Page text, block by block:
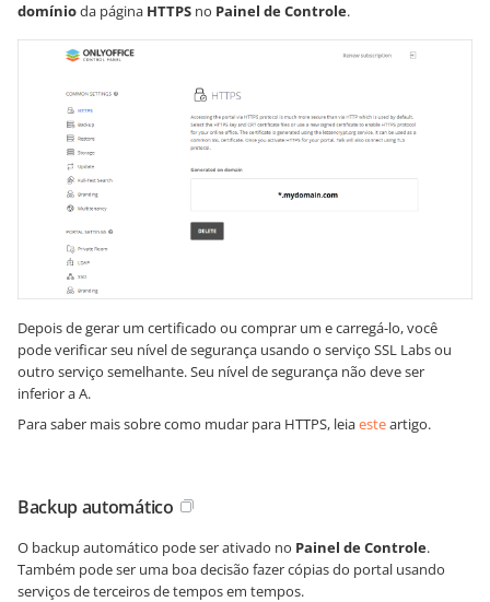
domínioda página HTTPS no Painel de Controle.
Depois de gerar um certificado ou comprar um e carregá-lo, você
pode verificar seu nível de segurança usando o serviço SSL Labs ou
outro serviço semelhante. Seu nível de segurança não deve ser
inferior a A.
Para saber mais sobre como mudar para HTTPS, leiaesteartigo.
Backup automático
O backup automático pode ser ativado no Painel de Controle.
Também pode ser uma boa decisão fazer cópias do portal usando
serviços de terceiros de tempos em tempos.